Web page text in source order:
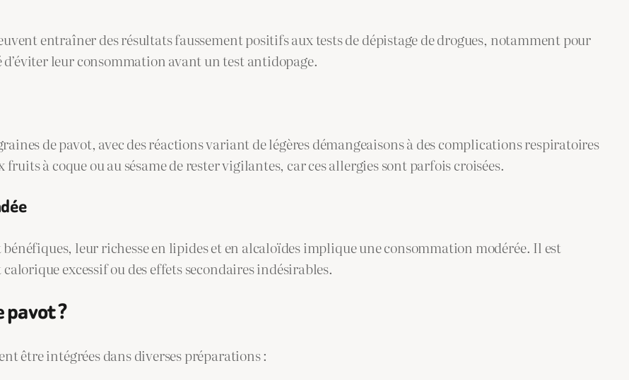
entraîner des résultats faussement positifs aux tests de dépistage de drogues, notamment pour
leur consommation avant un test antidopage.
de pavot, avec des réactions variant de légères démangeaisons à des complications respiratoires
à coque ou au sésame de rester vigilantes, car ces allergies sont parfois croisées.
leur richesse en lipides et en alcaloïdes implique une consommation modérée. Il est
excessif ou des effets secondaires indésirables.
pavot ?
être intégrées dans diverses préparations :